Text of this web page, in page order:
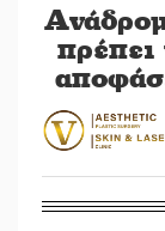
πρέπει